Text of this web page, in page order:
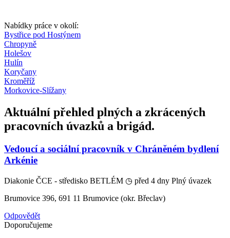
Nabídky práce v okolí:
Bystřice pod Hostýnem
Chropyně
Holešov
Hulín
Koryčany
Kroměříž
Morkovice-Slížany
Aktuální přehled plných a zkrácených
pracovních úvazků a brigád.
Vedoucí a sociální pracovník v Chráněném bydlení
Arkénie
Diakonie ČCE - středisko BETLÉM ◷ před 4 dny Plný úvazek
Brumovice 396, 691 11 Brumovice (okr. Břeclav)
Odpovědět
Doporučujeme